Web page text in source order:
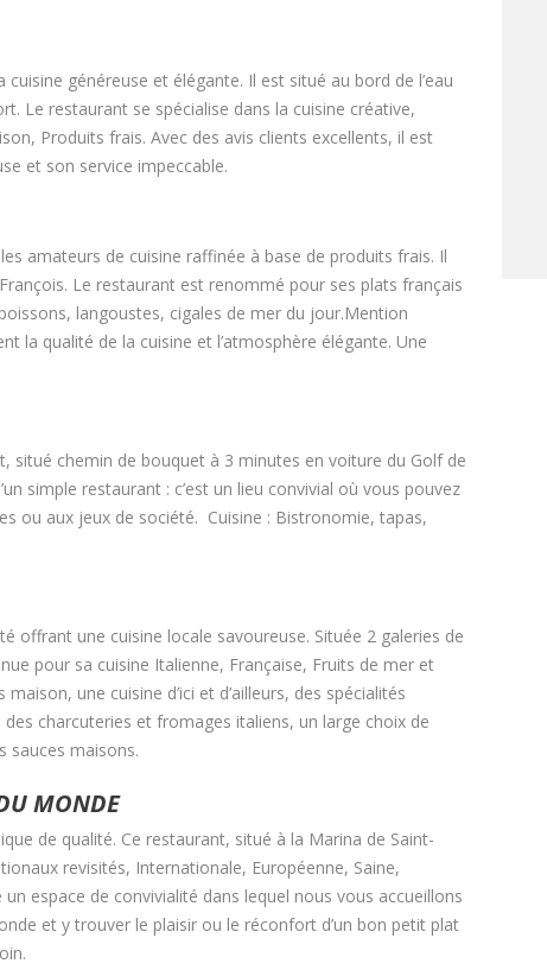
généreuse et élégante. Il est situé au bord de l’eau
Le restaurant se spécialise dans la cuisine créative,
Produits frais. Avec des avis clients excellents, il est
et son service impeccable.
amateurs de cuisine raffinée à base de produits frais. Il
Le restaurant est renommé pour ses plats français
langoustes, cigales de mer du jour.Mention
la qualité de la cuisine et l’atmosphère élégante. Une
situé chemin de bouquet à 3 minutes en voiture du Golf de
simple restaurant : c’est un lieu convivial où vous pouvez
ou aux jeux de société. Cuisine : Bistronomie, tapas,
offrant une cuisine locale savoureuse. Située 2 galeries de
pour sa cuisine Italienne, Française, Fruits de mer et
une cuisine d’ici et d’ailleurs, des spécialités
charcuteries et fromages italiens, un large choix de
sauces maisons.
MONDE
de qualité. Ce restaurant, situé à la Marina de Saint-
revisités, Internationale, Européenne, Saine,
espace de convivialité dans lequel nous vous accueillons
et y trouver le plaisir ou le réconfort d’un bon petit plat